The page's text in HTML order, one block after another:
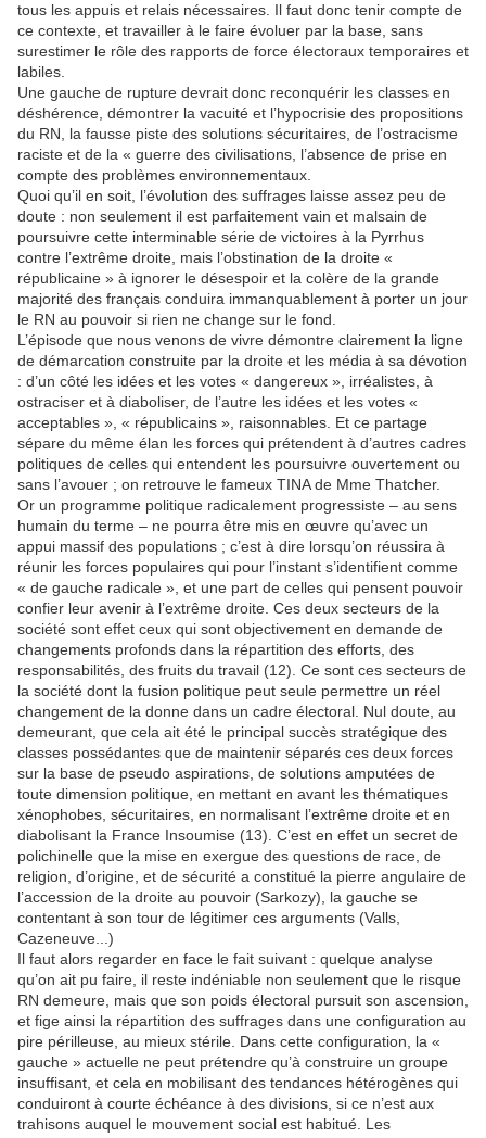
tous les appuis et relais nécessaires. Il faut donc tenir compte de
ce contexte, et travailler à le faire évoluer par la base, sans
surestimer le rôle des rapports de force électoraux temporaires et
labiles.
Une gauche de rupture devrait donc reconquérir les classes en
déshérence, démontrer la vacuité et l’hypocrisie des propositions
du RN, la fausse piste des solutions sécuritaires, de l’ostracisme
raciste et de la « guerre des civilisations, l’absence de prise en
compte des problèmes environnementaux.
Quoi qu’il en soit, l’évolution des suffrages laisse assez peu de
doute : non seulement il est parfaitement vain et malsain de
poursuivre cette interminable série de victoires à la Pyrrhus
contre l’extrême droite, mais l’obstination de la droite «
républicaine » à ignorer le désespoir et la colère de la grande
majorité des français conduira immanquablement à porter un jour
le RN au pouvoir si rien ne change sur le fond.
L’épisode que nous venons de vivre démontre clairement la ligne
de démarcation construite par la droite et les média à sa dévotion
: d’un côté les idées et les votes « dangereux », irréalistes, à
ostraciser et à diaboliser, de l’autre les idées et les votes «
acceptables », « républicains », raisonnables. Et ce partage
sépare du même élan les forces qui prétendent à d’autres cadres
politiques de celles qui entendent les poursuivre ouvertement ou
sans l’avouer ; on retrouve le fameux TINA de Mme Thatcher.
Or un programme politique radicalement progressiste – au sens
humain du terme – ne pourra être mis en œuvre qu’avec un
appui massif des populations ; c’est à dire lorsqu’on réussira à
réunir les forces populaires qui pour l’instant s’identifient comme
« de gauche radicale », et une part de celles qui pensent pouvoir
confier leur avenir à l’extrême droite. Ces deux secteurs de la
société sont effet ceux qui sont objectivement en demande de
changements profonds dans la répartition des efforts, des
responsabilités, des fruits du travail (12). Ce sont ces secteurs de
la société dont la fusion politique peut seule permettre un réel
changement de la donne dans un cadre électoral. Nul doute, au
demeurant, que cela ait été le principal succès stratégique des
classes possédantes que de maintenir séparés ces deux forces
sur la base de pseudo aspirations, de solutions amputées de
toute dimension politique, en mettant en avant les thématiques
xénophobes, sécuritaires, en normalisant l’extrême droite et en
diabolisant la France Insoumise (13). C’est en effet un secret de
polichinelle que la mise en exergue des questions de race, de
religion, d’origine, et de sécurité a constitué la pierre angulaire de
l’accession de la droite au pouvoir (Sarkozy), la gauche se
contentant à son tour de légitimer ces arguments (Valls,
Cazeneuve...)
Il faut alors regarder en face le fait suivant : quelque analyse
qu’on ait pu faire, il reste indéniable non seulement que le risque
RN demeure, mais que son poids électoral pursuit son ascension,
et fige ainsi la répartition des suffrages dans une configuration au
pire périlleuse, au mieux stérile. Dans cette configuration, la «
gauche » actuelle ne peut prétendre qu’à construire un groupe
insuffisant, et cela en mobilisant des tendances hétérogènes qui
conduiront à courte échéance à des divisions, si ce n’est aux
trahisons auquel le mouvement social est habitué. Les